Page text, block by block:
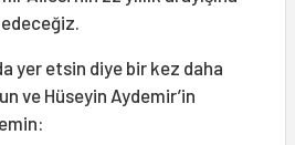
edeceğiz.
yer etsin diye bir kez daha
ve Hüseyin Aydemir’in